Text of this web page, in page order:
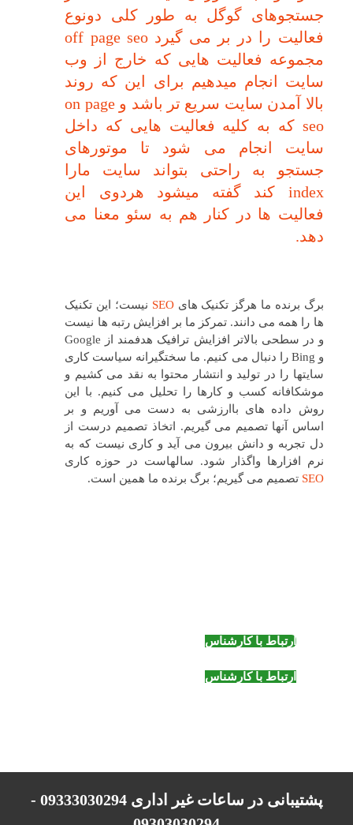
جستجوهای گوگل به طور کلی دونوع
فعالیت را در بر می گیرد off page seo
مجموعه فعالیت هایی که خارج از وب
سایت انجام میدهیم برای این که روند
بالا آمدن سایت سریع تر باشد و on page
seo که به کلیه فعالیت هایی که داخل
سایت انجام می شود تا موتورهای
جستجو به راحتی بتواند سایت مارا
index کند گفته میشود هردوی این
فعالیت ها در کنار هم به سئو معنا می
دهد.
برگ برنده ما هرگز تکنیک هایSEO نیست؛ این تکنیک
ها را همه می دانند. تمرکز ما بر افزایش رتبه ها نیست
و در سطحی بالاتر افزایش ترافیک هدفمند از Google
و Bing را دنبال می کنیم. ما سختگیرانه سیاست کاری
سایتها را در تولید و انتشار محتوا به نقد می کشیم و
موشکافانه کسب و کارها را تحلیل می کنیم. با این
روش داده های باارزشی به دست می آوریم و بر
اساس آنها تصمیم می گیریم. اتخاذ تصمیم درست از
دل تجربه و دانش بیرون می آید و کاری نیست که به
نرم افزارها واگذار شود. سالهاست در حوزه کاری
SEO تصمیم می گیریم؛ برگ برنده ما همین است.
ارتباط با کارشناس
ارتباط با کارشناس
پشتیبانی در ساعات غیر اداری 09333030294 -